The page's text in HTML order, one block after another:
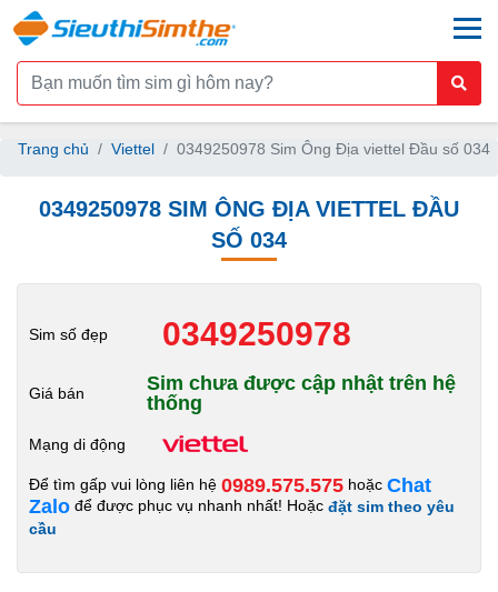
Trang chủ Viettel 0349250978 Sim Ông Địa viettel Đầu số 034
0349250978 SIM ÔNG ĐỊA VIETTEL ĐẦU
SỐ 034
Sim số đẹp 0349250978
Giá bán
Sim chưa được cập nhật trên hệ
thống
Mạng di động
Để tìm gấp vui lòng liên hệ 0989.575.575 hoặc Chat
Zalo để được phục vụ nhanh nhất! Hoặc đặt sim theo yêu
cầu